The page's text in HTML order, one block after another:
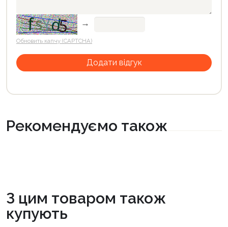
→
Обновить капчу (CAPTCHA)
Рекомендуємо також
З цим товаром також
купують